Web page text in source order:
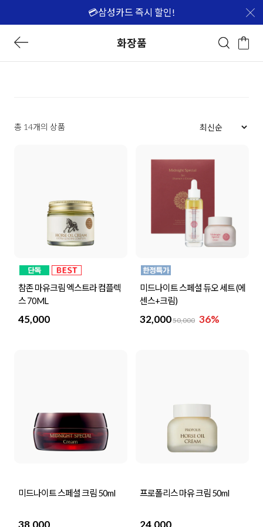
💳삼성카드 즉시 할인!
화장품
총 14개의 상품
참존 마유크림 엑스트라 컴플렉
스 70ML
45,000
미드나이트 스페셜 듀오 세트 (에
센스+크림)
32,00050,000 36%
미드나이트 스페셜 크림 50ml
38,000
프로폴리스 마유 크림 50ml
24,000